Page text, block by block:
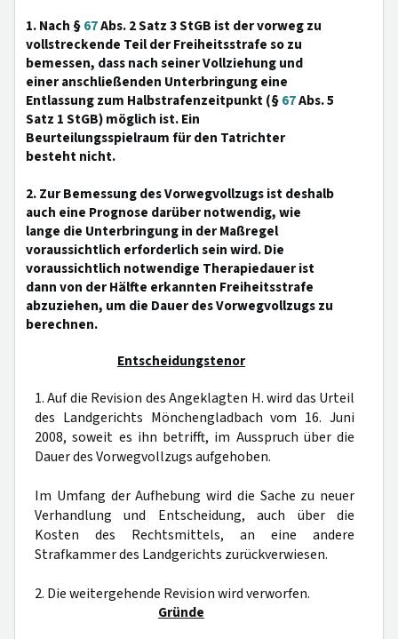
1. Nach §67Abs. 2 Satz 3 StGB ist der vorweg zu
vollstreckende Teil der Freiheitsstrafe so zu
bemessen, dass nach seiner Vollziehung und
einer anschließenden Unterbringung eine
Entlassung zum Halbstrafenzeitpunkt (§67Abs. 5
Satz 1 StGB) möglich ist. Ein
Beurteilungsspielraum für den Tatrichter
besteht nicht.
2. Zur Bemessung des Vorwegvollzugs ist deshalb
auch eine Prognose darüber notwendig, wie
lange die Unterbringung in der Maßregel
voraussichtlich erforderlich sein wird. Die
voraussichtlich notwendige Therapiedauer ist
dann von der Hälfte erkannten Freiheitsstrafe
abzuziehen, um die Dauer des Vorwegvollzugs zu
berechnen.
Entscheidungstenor
1. Auf die Revision des Angeklagten H. wird das Urteil
des Landgerichts Mönchengladbach vom 16. Juni
2008, soweit es ihn betrifft, im Ausspruch über die
Dauer des Vorwegvollzugs aufgehoben.
Im Umfang der Aufhebung wird die Sache zu neuer
Verhandlung und Entscheidung, auch über die
Kosten des Rechtsmittels, an eine andere
Strafkammer des Landgerichts zurückverwiesen.
2. Die weitergehende Revision wird verworfen.
Gründe